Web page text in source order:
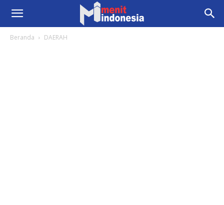
Beranda DAERAH